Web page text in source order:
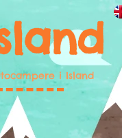
i Island